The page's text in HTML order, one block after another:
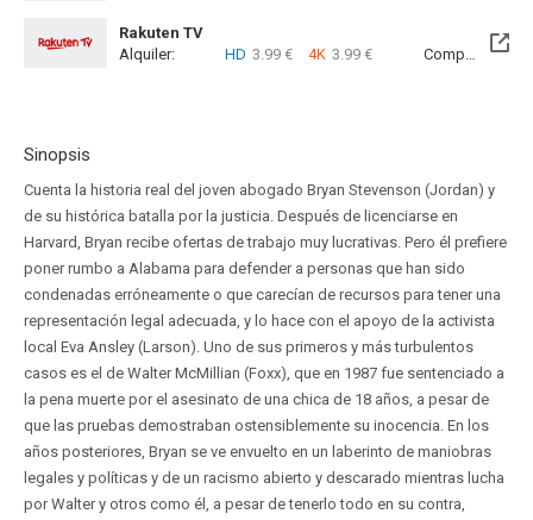
Rakuten TV
Alquiler:
HD 3.99 € 4K 3.99 € Compra: SD
Sinopsis
Cuenta la historia real del joven abogado Bryan Stevenson (Jordan) y
de su histórica batalla por la justicia. Después de licenciarse en
Harvard, Bryan recibe ofertas de trabajo muy lucrativas. Pero él prefiere
poner rumbo a Alabama para defender a personas que han sido
condenadas erróneamente o que carecían de recursos para tener una
representación legal adecuada, y lo hace con el apoyo de la activista
local Eva Ansley (Larson). Uno de sus primeros y más turbulentos
casos es el de Walter McMillian (Foxx), que en 1987 fue sentenciado a
la pena muerte por el asesinato de una chica de 18 años, a pesar de
que las pruebas demostraban ostensiblemente su inocencia. En los
años posteriores, Bryan se ve envuelto en un laberinto de maniobras
legales y políticas y de un racismo abierto y descarado mientras lucha
por Walter y otros como él, a pesar de tenerlo todo en su contra,